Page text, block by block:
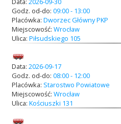
Godz. od-do: 09:00 - 13:00
Placówka: Dworzec Główny PKP
Miejscowość: Wrocław
Ulica: Piłsudskiego 105
Data: 2026-09-17
Godz. od-do: 08:00 - 12:00
Placówka: Starostwo Powiatowe
Miejscowość: Wrocław
Ulica: Kościuszki 131